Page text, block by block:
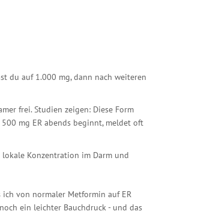
du auf 1.000 mg, dann nach weiteren
frei. Studien zeigen: Diese Form
mg ER abends beginnt, meldet oft
Konzentration im Darm und
von normaler Metformin auf ER
ein leichter Bauchdruck - und das